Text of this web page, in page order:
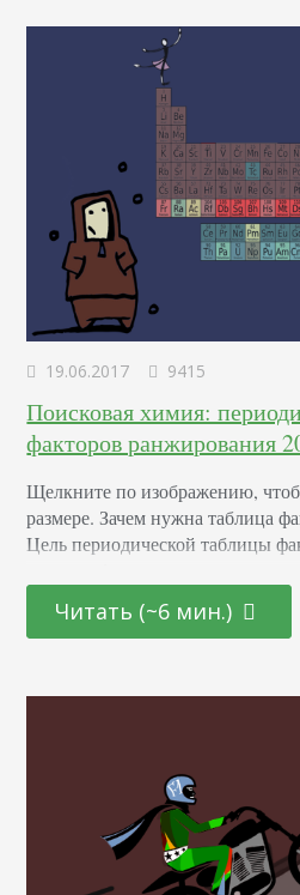
19.06.2017 9415
Поисковая химия:
факторов ранжирования
Щелкните по изображению,
размере. Зачем нужна таблица
Цель периодической таблицы
успеха в поисковой
может охватить 200 факторов
фундаментальные принципы,
Читать (~6 мин.)